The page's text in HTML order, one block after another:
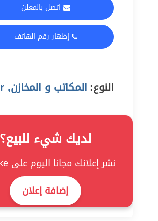
اتصل بالمعلن
إظهار رقم الهاتف
النوع: المكاتب و المخازن, offer
لديك شيء للبيع؟
نشر إعلانك مجانا اليوم على Soukke!
إضافة إعلان